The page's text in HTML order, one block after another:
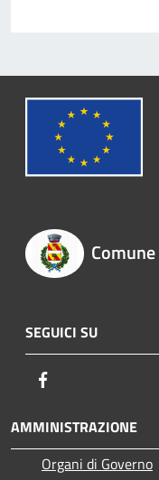
SEGUICI SU
AMMINISTRAZIONE
Organi di Governo